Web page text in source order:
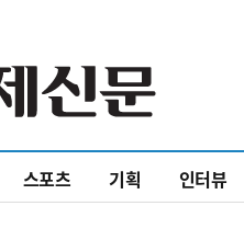
스포츠 기획 인터뷰